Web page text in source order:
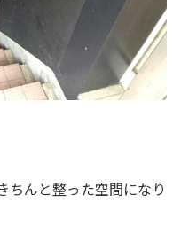
ちんと整った空間になり